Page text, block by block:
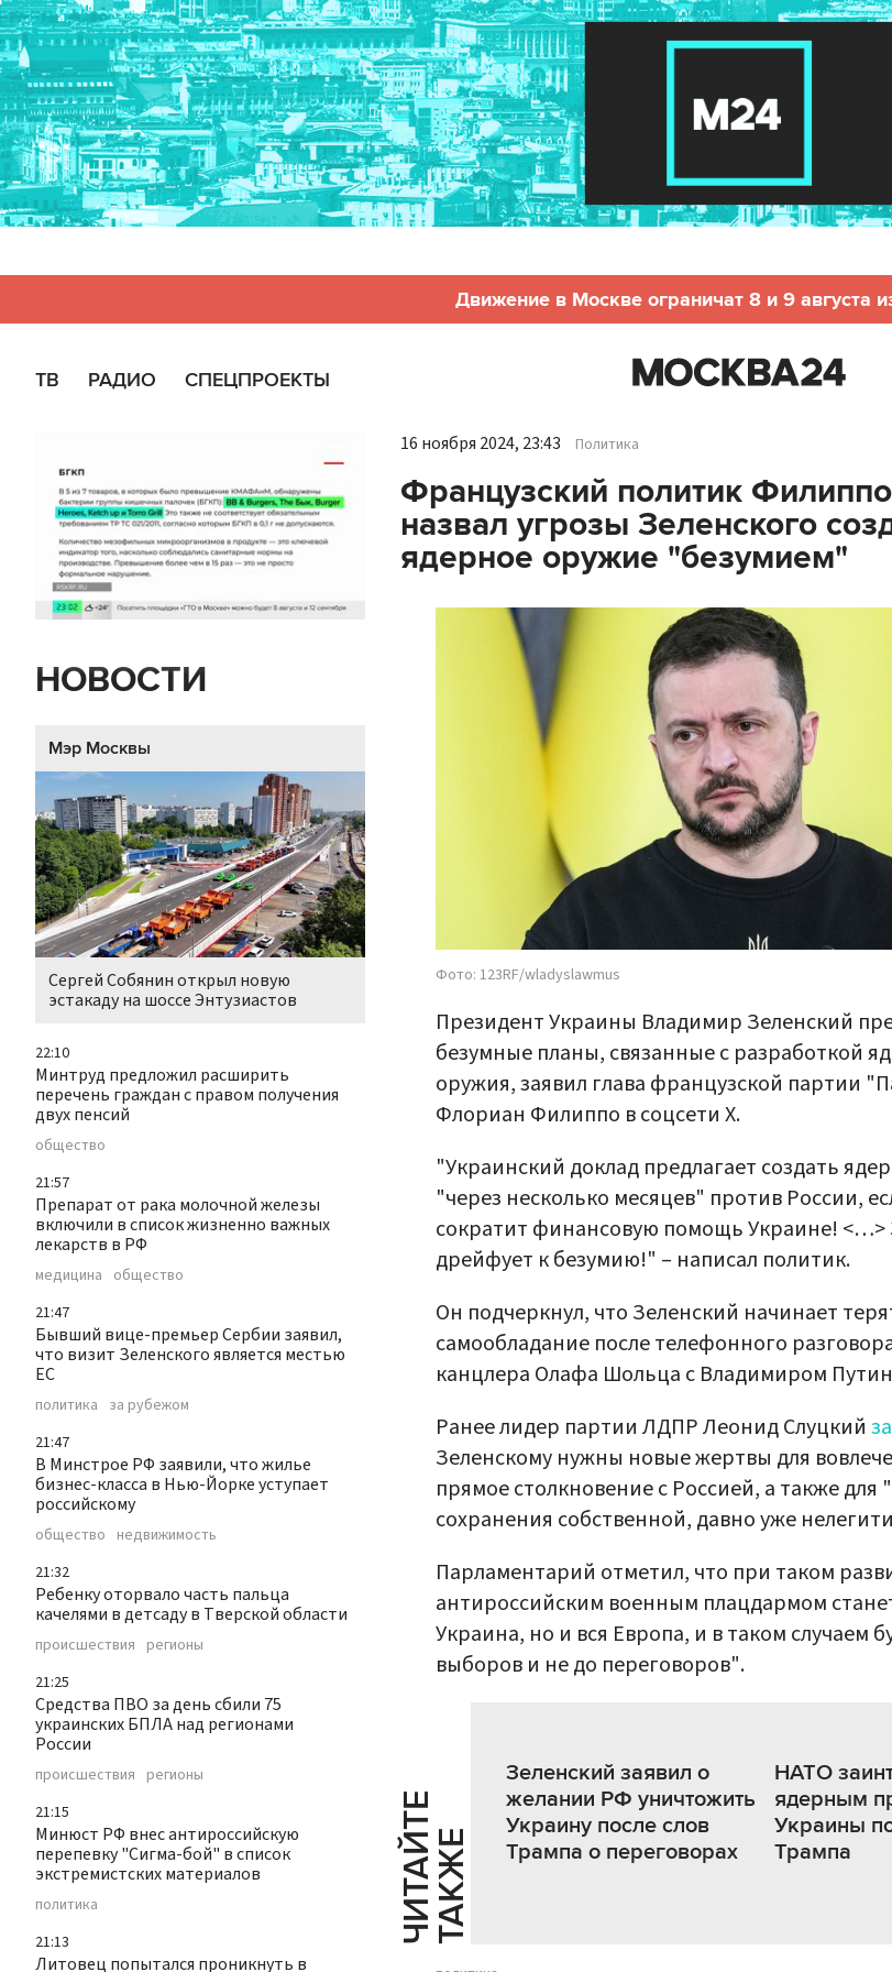
Движение в Москве ограничат 8 и 9 августа
ТВ РАДИО СПЕЦПРОЕКТЫ
НОВОСТИ
Мэр Москвы
Сергей Собянин открыл новую
эстакаду на шоссе Энтузиастов
22:10
Минтруд предложил расширить
перечень граждан с правом получения
двух пенсий
общество
21:57
Препарат от рака молочной железы
включили в список жизненно важных
лекарств в РФ
медицина общество
21:47
Бывший вице-премьер Сербии заявил,
что визит Зеленского является местью
ЕС
политика за рубежом
21:47
В Минстрое РФ заявили, что жилье
бизнес-класса в Нью-Йорке уступает
российскому
общество недвижимость
21:32
Ребенку оторвало часть пальца
качелями в детсаду в Тверской области
происшествия регионы
21:25
Средства ПВО за день сбили 75
украинских БПЛА над регионами
России
происшествия регионы
21:15
Минюст РФ внес антироссийскую
перепевку "Сигма-бой" в список
экстремистских материалов
политика
21:13
Литовец попытался проникнуть в
16 ноября 2024, 23:43 Политика
Французский политик Филиппо
назвал угрозы Зеленского
ядерное оружие "безумием"
Фото: 123RF/wladyslawmus
Президент Украины Владимир Зеленский
безумные планы, связанные с разработкой
оружия, заявил глава французской партии
Флориан Филиппо в соцсети X.
"Украинский доклад предлагает создать
"через несколько месяцев" против России,
сократит финансовую помощь Украине! <…>
дрейфует к безумию!" – написал политик.
Он подчеркнул, что Зеленский начинает
самообладание после телефонного
канцлера Олафа Шольца с Владимиром
Ранее лидер партии ЛДПР Леонид Слуцкий
Зеленскому нужны новые жертвы для
прямое столкновение с Россией, а также для
сохранения собственной, давно уже
Парламентарий отметил, что при таком
антироссийским военным плацдармом
Украина, но и вся Европа, и в таком случаем
выборов и не до переговоров".
Ч
И
Т
АЙ
Т
Е
Т
А
К
ЖЕ
Зеленский заявил о
желании РФ уничтожить
Украину после слов
Трампа о переговорах
НАТО
ядерным
Украины
Трампа